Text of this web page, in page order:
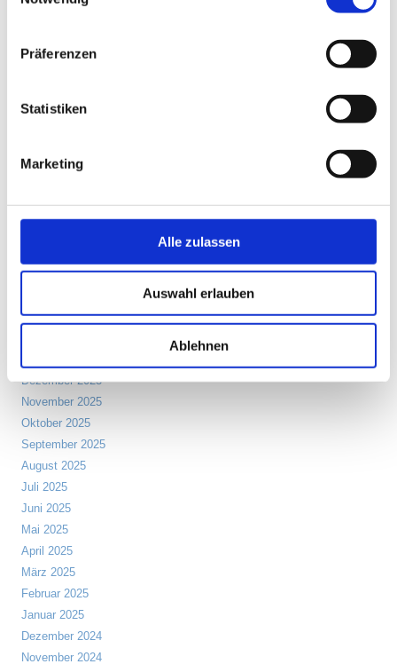
Präferenzen
Statistiken
Marketing
Alle zulassen
Auswahl erlauben
Ablehnen
Die innere Landkarte des Yoga
Begegnung als lebendige Erfahrung
ARCHIV
Juni 2026
März 2026
Dezember 2025
November 2025
Oktober 2025
September 2025
August 2025
Juli 2025
Juni 2025
Mai 2025
April 2025
März 2025
Februar 2025
Januar 2025
Dezember 2024
November 2024